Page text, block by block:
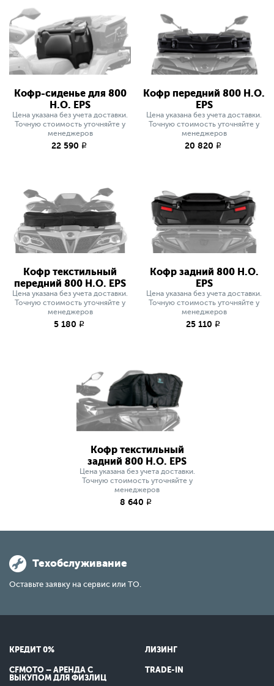
Кофр-сиденье для 800
H.O. EPS
Цена указана без учета доставки.
Точную стоимость уточняйте у
менеджеров
22 590 q
Кофр передний 800 H.O.
EPS
Цена указана без учета доставки.
Точную стоимость уточняйте у
менеджеров
20 820 q
Кофр текстильный
передний 800 H.O. EPS
Цена указана без учета доставки.
Точную стоимость уточняйте у
менеджеров
5 180 q
Кофр задний 800 H.O.
EPS
Цена указана без учета доставки.
Точную стоимость уточняйте у
менеджеров
25 110 q
Кофр текстильный
задний 800 H.O. EPS
Цена указана без учета доставки.
Точную стоимость уточняйте у
менеджеров
8 640 q
Техобслуживание
Оставьте заявку на сервис или ТО.
КРЕДИТ 0% ЛИЗИНГ
CFMOTO – АРЕНДА С
ВЫКУПОМ ДЛЯ ФИЗЛИЦ
TRADE-IN